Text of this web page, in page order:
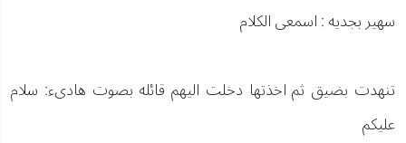
سهير بجديه : اسمعى الكلام
تنهدت بضيق ثم اخذتها دخلت اليهم قائله بصوت هادىء: سلام
عليكم